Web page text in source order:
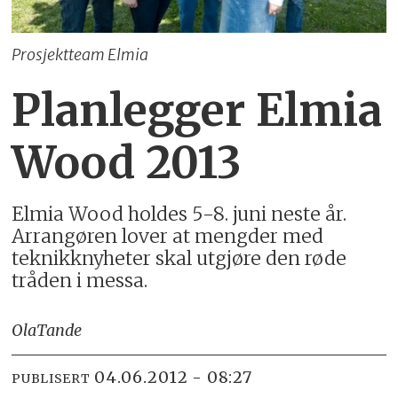
Prosjektteam Elmia
Planlegger Elmia
Wood 2013
Elmia Wood holdes 5-8. juni neste år.
Arrangøren lover at mengder med
teknikknyheter skal utgjøre den røde
tråden i messa.
OlaTande
PUBLISERT 04.06.2012 - 08:27